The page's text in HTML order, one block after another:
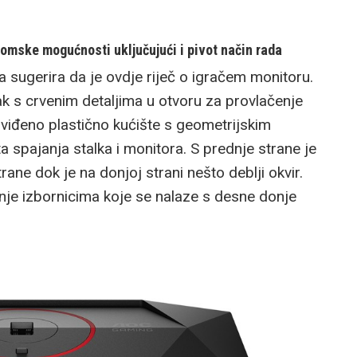
mogućnosti uključujući i pivot način rada
sugerira da je ovdje riječ o igračem monitoru.
s crvenim detaljima u otvoru za provlačenje
plastično kućište s geometrijskim
spajanja stalka i monitora. S prednje strane je
dok je na donjoj strani nešto deblji okvir.
izbornicima koje se nalaze s desne donje